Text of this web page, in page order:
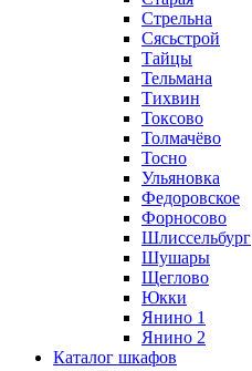
Стрельна
Сясьстрой
Тайцы
Тельмана
Тихвин
Токсово
Толмачёво
Тосно
Ульяновка
Федоровское
Форносово
Шлиссельбург
Шушары
Щеглово
Юкки
Янино 1
Янино 2
Каталог шкафов